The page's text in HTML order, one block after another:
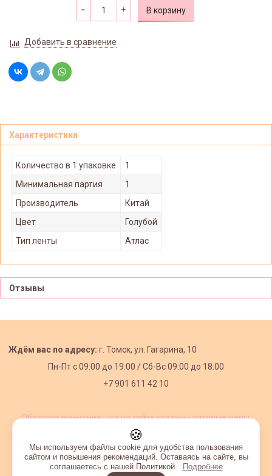
В корзину
Добавить в сравнение
Характеристики
Количество в 1 упаковке
1
Минимальная партия
1
Производитель
Китай
Цвет
Голубой
Тип ленты
Атлас
Отзывы
Ждём вас по адресу: г. Томск, ул. Гагарина, 10
Пн-Пт с09:00 до 19:00 /Сб-Вс 09:00 до 18:00
+7 901 611 42 10
Обратите внимание, что на сайте указаны оптовые цены,
🍪
Мы используем файлы cookie для удобства пользования
сайтом и повышения рекомендаций. Оставаясь на сайте, вы
соглашаетесь с нашей Политикой.
Подробнее